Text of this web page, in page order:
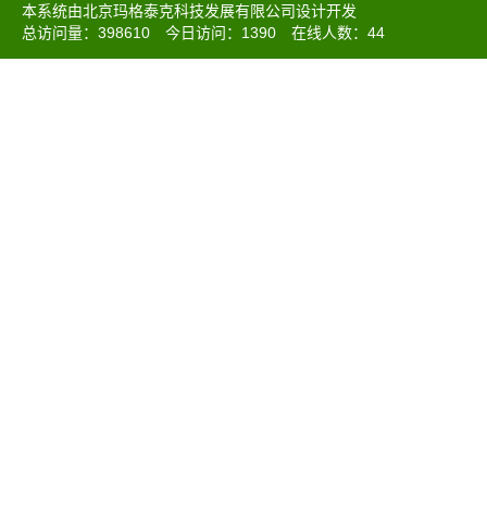
本系统由北京玛格泰克科技发展有限公司设计开发
总访问量： 398610 今日访问： 1390 在线人数： 44